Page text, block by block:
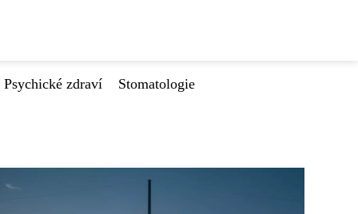
Psychické zdraví Stomatologie